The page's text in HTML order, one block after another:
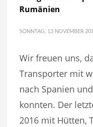
Rumänien
SONNTAG, 13 NOVEMBER
Wir freuen uns,
Transporter mit
nach Spanien
konnten. Der
2016 mit Hütten,